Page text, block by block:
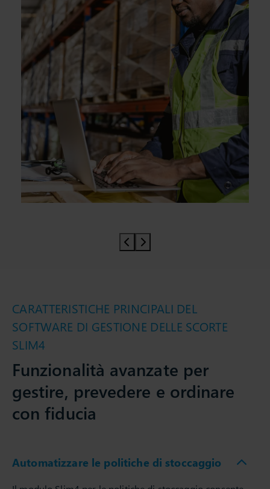
Prev slider
Prev slider
CARATTERISTICHE PRINCIPALI DEL
SOFTWARE DI GESTIONE DELLE SCORTE
SLIM4
Funzionalità avanzate per
gestire, prevedere e ordinare
con fiducia
Automatizzare le politiche di stoccaggio